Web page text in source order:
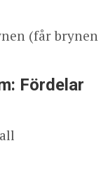
(får brynen
Fördelar